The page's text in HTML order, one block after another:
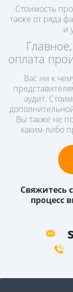
Стоимость
также от ряда
и
оплата
Вас ни к
аудит.
Вы также не
каким-либо
Свяжитесь
процесс